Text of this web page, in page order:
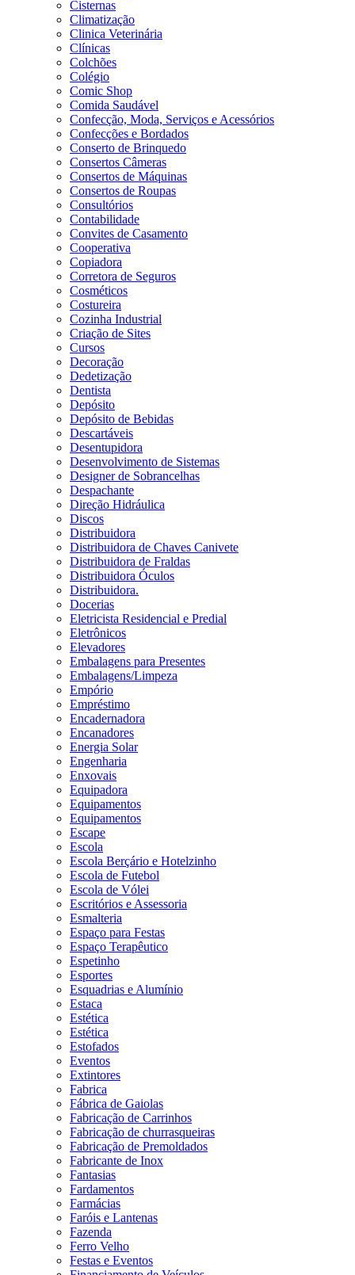
Cisternas
Climatização
Clinica Veterinária
Clínicas
Colchões
Colégio
Comic Shop
Comida Saudável
Confecção, Moda, Serviços e Acessórios
Confecções e Bordados
Conserto de Brinquedo
Consertos Câmeras
Consertos de Máquinas
Consertos de Roupas
Consultórios
Contabilidade
Convites de Casamento
Cooperativa
Copiadora
Corretora de Seguros
Cosméticos
Costureira
Cozinha Industrial
Criação de Sites
Cursos
Decoração
Dedetização
Dentista
Depósito
Depósito de Bebidas
Descartáveis
Desentupidora
Desenvolvimento de Sistemas
Designer de Sobrancelhas
Despachante
Direção Hidráulica
Discos
Distribuidora
Distribuidora de Chaves Canivete
Distribuidora de Fraldas
Distribuidora Óculos
Distribuidora.
Docerias
Eletricista Residencial e Predial
Eletrônicos
Elevadores
Embalagens para Presentes
Embalagens/Limpeza
Empório
Empréstimo
Encadernadora
Encanadores
Energia Solar
Engenharia
Enxovais
Equipadora
Equipamentos
Equipamentos
Escape
Escola
Escola Berçário e Hotelzinho
Escola de Futebol
Escola de Vólei
Escritórios e Assessoria
Esmalteria
Espaço para Festas
Espaço Terapêutico
Espetinho
Esportes
Esquadrias e Alumínio
Estaca
Estética
Estética
Estofados
Eventos
Extintores
Fabrica
Fábrica de Gaiolas
Fabricação de Carrinhos
Fabricação de churrasqueiras
Fabricação de Premoldados
Fabricante de Inox
Fantasias
Fardamentos
Farmácias
Faróis e Lantenas
Fazenda
Ferro Velho
Festas e Eventos